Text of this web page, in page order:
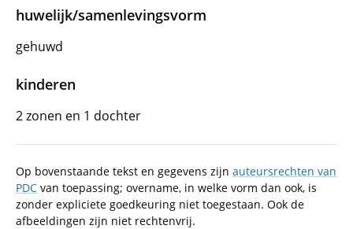
huwelijk/samenlevingsvorm
gehuwd
kinderen
2 zonen en 1 dochter
Op bovenstaande tekst en gegevens zijn auteursrechten van
PDC van toepassing; overname, in welke vorm dan ook, is
zonder expliciete goedkeuring niet toegestaan. Ook de
afbeeldingen zijn niet rechtenvrij.